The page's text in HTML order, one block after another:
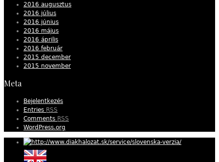
2016 augusztus
2016 július
2016 június
2016 május
2016 április
2016 február
2015 december
2015 november
Meta
Bejelentkezés
Entries RSS
Comments RSS
WordPress.org